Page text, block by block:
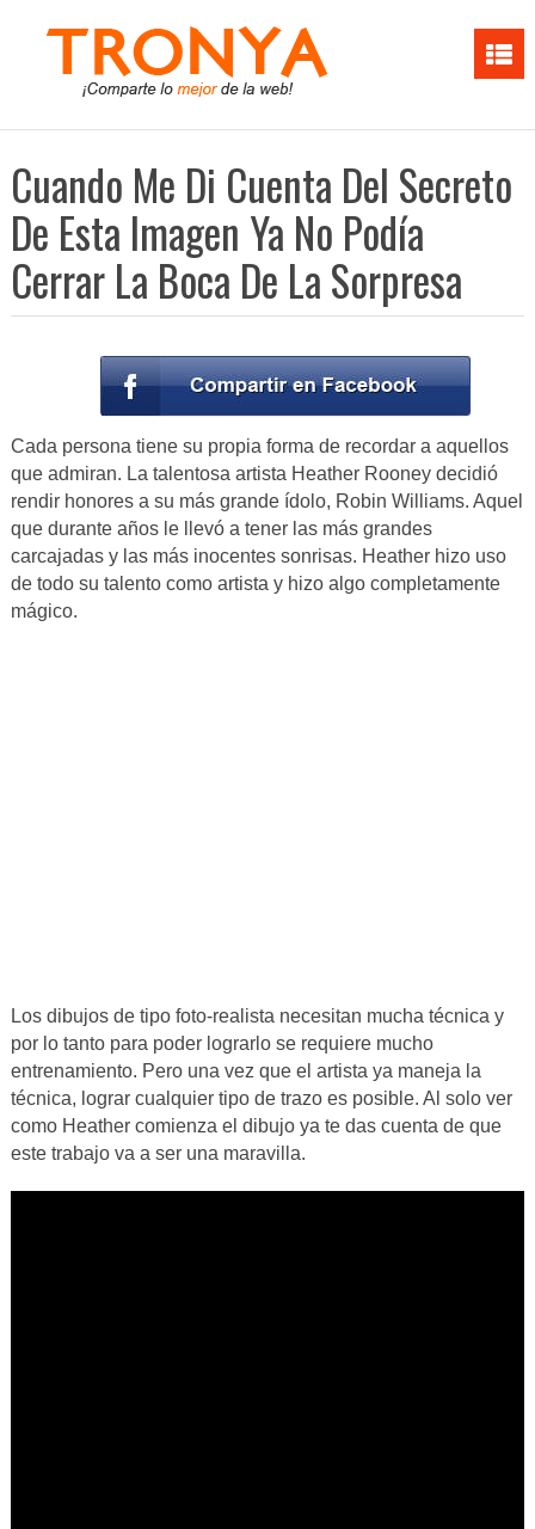
Cuando Me Di Cuenta Del Secreto
De Esta Imagen Ya No Podía
Cerrar La Boca De La Sorpresa
Cada persona tiene su propia forma de recordar a aquellos
que admiran. La talentosa artista Heather Rooney decidió
rendir honores a su más grande ídolo, Robin Williams. Aquel
que durante años le llevó a tener las más grandes
carcajadas y las más inocentes sonrisas. Heather hizo uso
de todo su talento como artista y hizo algo completamente
mágico.
Los dibujos de tipo foto-realista necesitan mucha técnica y
por lo tanto para poder lograrlo se requiere mucho
entrenamiento. Pero una vez que el artista ya maneja la
técnica, lograr cualquier tipo de trazo es posible. Al solo ver
como Heather comienza el dibujo ya te das cuenta de que
este trabajo va a ser una maravilla.